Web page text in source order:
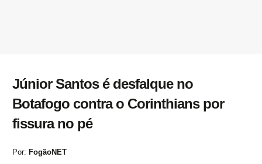
Júnior Santos é desfalque no
Botafogo contra o Corinthians por
fissura no pé
Por: FogãoNET